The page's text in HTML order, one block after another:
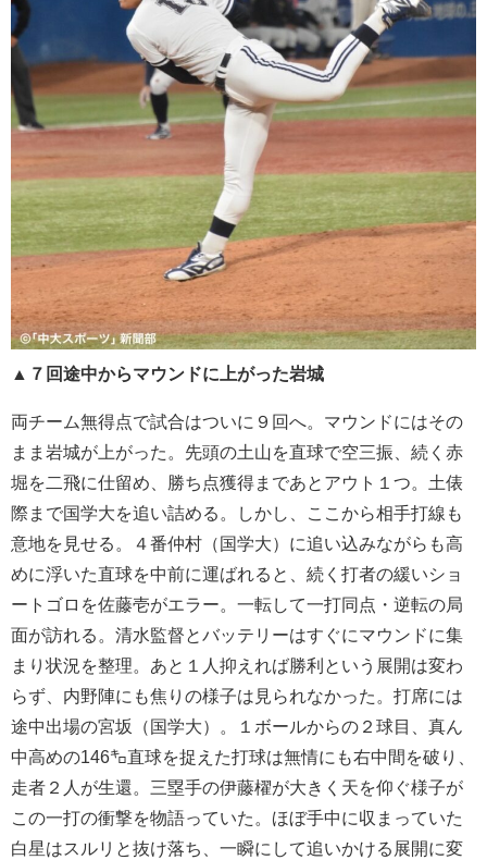
▲７回途中からマウンドに上がった岩城
両チーム無得点で試合はついに９回へ。マウンドにはその
まま岩城が上がった。先頭の土山を直球で空三振、続く赤
堀を二飛に仕留め、勝ち点獲得まであとアウト１つ。土俵
際まで国学大を追い詰める。しかし、ここから相手打線も
意地を見せる。４番仲村（国学大）に追い込みながらも高
めに浮いた直球を中前に運ばれると、続く打者の緩いショ
ートゴロを佐藤壱がエラー。一転して一打同点・逆転の局
面が訪れる。清水監督とバッテリーはすぐにマウンドに集
まり状況を整理。あと１人抑えれば勝利という展開は変わ
らず、内野陣にも焦りの様子は見られなかった。打席には
途中出場の宮坂（国学大）。１ボールからの２球目、真ん
中高めの146㌔直球を捉えた打球は無情にも右中間を破り、
走者２人が生還。三塁手の伊藤櫂が大きく天を仰ぐ様子が
この一打の衝撃を物語っていた。ほぼ手中に収まっていた
白星はスルリと抜け落ち、一瞬にして追いかける展開に変